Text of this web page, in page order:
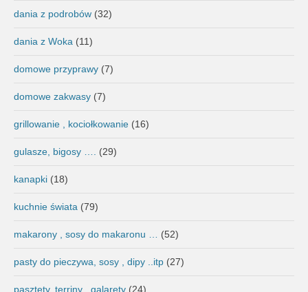
dania z podrobów (32)
dania z Woka (11)
domowe przyprawy (7)
domowe zakwasy (7)
grillowanie , kociołkowanie (16)
gulasze, bigosy …. (29)
kanapki (18)
kuchnie świata (79)
makarony , sosy do makaronu … (52)
pasty do pieczywa, sosy , dipy ..itp (27)
pasztety, terriny , galarety (24)